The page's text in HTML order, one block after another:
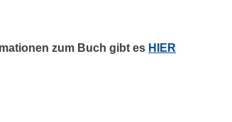
zum Buch gibt es HIER